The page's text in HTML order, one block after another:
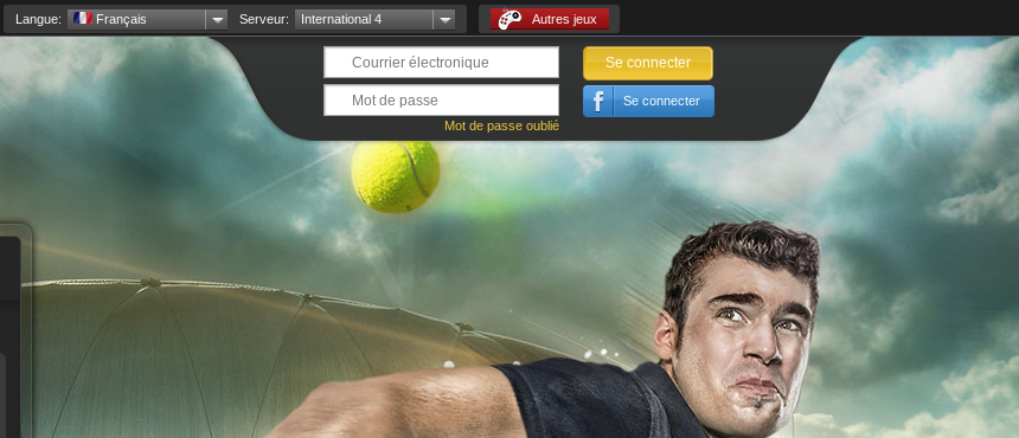
Langue: Français Serveur: International 4 Autres jeux
Mot de passe oublié
Se connecter
Se connecter